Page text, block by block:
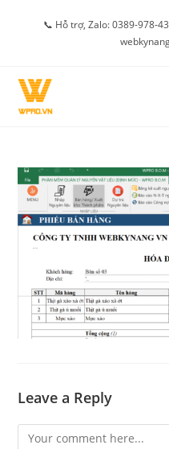
📞 Hỗ trợ, Zalo: 0389-978-
Leave a Reply
Comment